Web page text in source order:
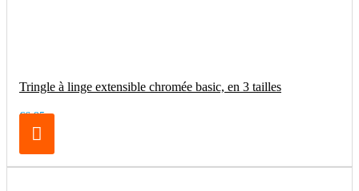
Tringle à linge extensible chromée basic, en 3 tailles
€6.95